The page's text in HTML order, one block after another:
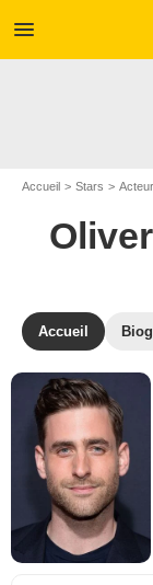
menu
Accueil Stars
Accueil